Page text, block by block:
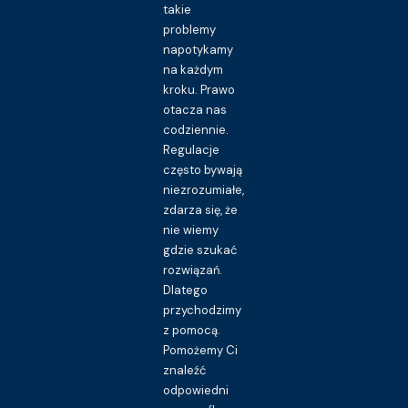
takie
problemy
napotykamy
na każdym
kroku. Prawo
otacza nas
codziennie.
Regulacje
często bywają
niezrozumiałe,
zdarza się, że
nie wiemy
gdzie szukać
rozwiązań.
Dlatego
przychodzimy
z pomocą.
Pomożemy Ci
znaleźć
odpowiedni